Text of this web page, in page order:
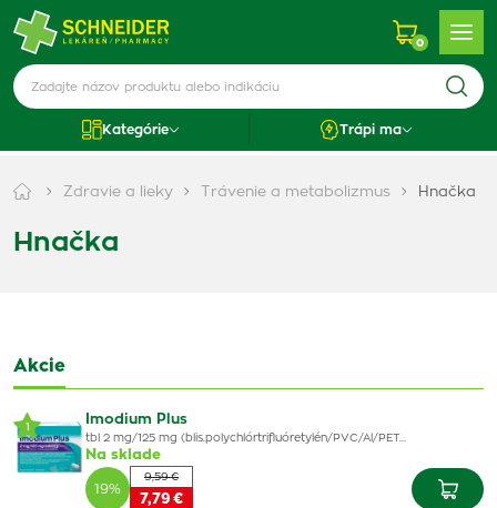
0
Kategórie Trápi ma
Zdravie a lieky Trávenie a metabolizmus Hnačka
Hnačka
Akcie
1 Imodium Plus
tbl 2 mg/125 mg (blis.polychlórtrifluóretylén/PVC/Al/PET…
Na sklade
19%
9,59 €
7,79 €